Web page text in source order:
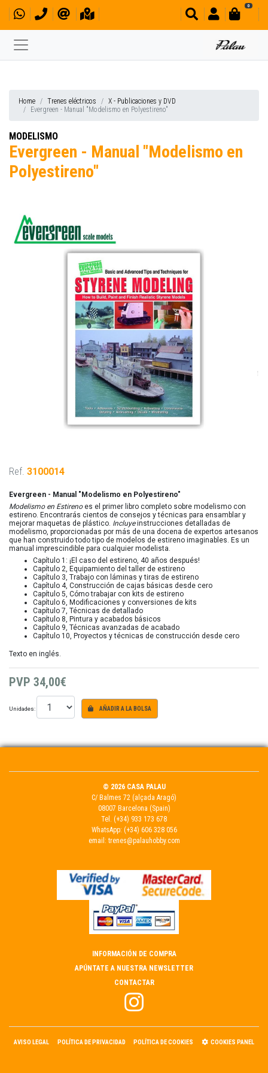
0
Home Trenes eléctricos
X - Publicaciones y DVD
Evergreen - Manual "Modelismo en Polyestireno"
MODELISMO
Evergreen - Manual "Modelismo en
Polyestireno"
Ref. 3100014
Evergreen - Manual "Modelismo en Polyestireno"
Modelismo en Estirenoes el primer libro completo sobre modelismo con
estireno. Encontrarás cientos de consejos y técnicas para ensamblar y
mejorar maquetas de plástico. Incluyeinstrucciones detalladas de
modelismo, proporcionadas por más de una docena de expertos artesanos
que han construido todo tipo de modelos de estireno imaginables. Es un
manual imprescindible para cualquier modelista.
Capítulo 1: ¡El caso del estireno, 40 años después!
Capítulo 2, Equipamiento del taller de estireno
Capítulo 3, Trabajo con láminas y tiras de estireno
Capítulo 4, Construcción de cajas básicas desde cero
Capítulo 5, Cómo trabajar con kits de estireno
Capítulo 6, Modificaciones y conversiones de kits
Capítulo 7, Técnicas de detallado
Capítulo 8, Pintura y acabados básicos
Capítulo 9, Técnicas avanzadas de acabado
Capítulo 10, Proyectos y técnicas de construcción desde cero
Texto en inglés.
PVP 34,00€
Unidades: AÑADIR A LA BOLSA
© 2026 CASA PALAU
C/ Balmes 72 (alçada Aragó)
08007 Barcelona (Spain)
Tel. (+34) 933 173 678
WhatsApp: (+34) 606 328 056
email: trenes@palauhobby.com
INFORMACIÓN DE COMPRA
APÚNTATE A NUESTRA NEWSLETTER
CONTACTAR
AVISO LEGAL POLÍTICA DE PRIVACIDAD POLÍTICA DE COOKIES COOKIES PANEL